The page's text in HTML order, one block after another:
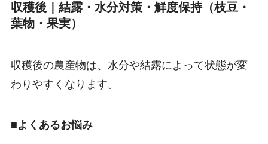
収穫後｜結露・水分対策・鮮度保持（枝豆・
葉物・果実）
収穫後の農産物は、水分や結露によって状態が変
わりやすくなります。
■よくあるお悩み